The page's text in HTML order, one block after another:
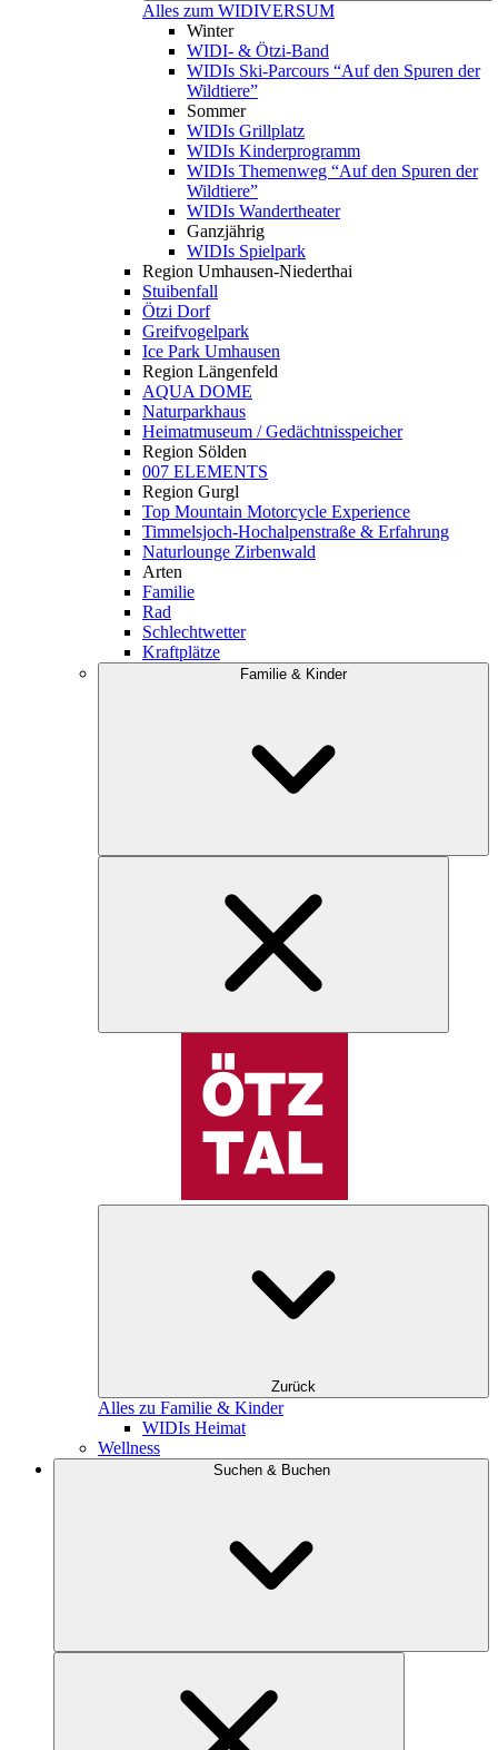
Alles zum WIDIVERSUM
Winter
WIDI- & Ötzi-Band
WIDIs Ski-Parcours “Auf den Spuren der
Wildtiere”
Sommer
WIDIs Grillplatz
WIDIs Kinderprogramm
WIDIs Themenweg “Auf den Spuren der
Wildtiere”
WIDIs Wandertheater
Ganzjährig
WIDIs Spielpark
Region Umhausen-Niederthai
Stuibenfall
Ötzi Dorf
Greifvogelpark
Ice Park Umhausen
Region Längenfeld
AQUA DOME
Naturparkhaus
Heimatmuseum / Gedächtnisspeicher
Region Sölden
007 ELEMENTS
Region Gurgl
Top Mountain Motorcycle Experience
Timmelsjoch-Hochalpenstraße & Erfahrung
Naturlounge Zirbenwald
Arten
Familie
Rad
Schlechtwetter
Kraftplätze
Familie & Kinder
Zurück
Alles zu Familie & Kinder
WIDIs Heimat
Wellness
Suchen & Buchen